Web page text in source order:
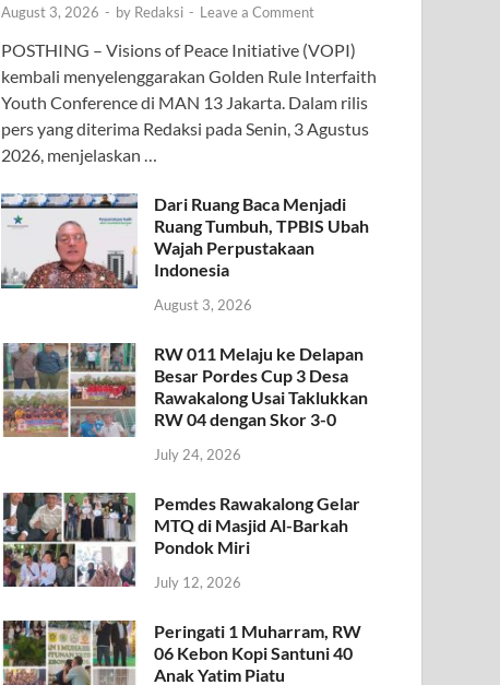
August 3, 2026 - by Redaksi - Leave a Comment
POSTHING – Visions of Peace Initiative (VOPI)
kembali menyelenggarakan Golden Rule Interfaith
Youth Conference di MAN 13 Jakarta. Dalam rilis
pers yang diterima Redaksi pada Senin, 3 Agustus
2026, menjelaskan …
Dari Ruang Baca Menjadi
Ruang Tumbuh, TPBIS Ubah
Wajah Perpustakaan
Indonesia
August 3, 2026
RW 011 Melaju ke Delapan
Besar Pordes Cup 3 Desa
Rawakalong Usai Taklukkan
RW 04 dengan Skor 3-0
July 24, 2026
Pemdes Rawakalong Gelar
MTQ di Masjid Al-Barkah
Pondok Miri
July 12, 2026
Peringati 1 Muharram, RW
06 Kebon Kopi Santuni 40
Anak Yatim Piatu